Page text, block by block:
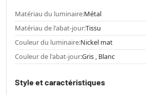
Matériau du luminaire:Métal
Matériau de l'abat-jour:Tissu
Couleur du luminaire:Nickel mat
Couleur de l'abat-jour:Gris , Blanc
Style et caractéristiques